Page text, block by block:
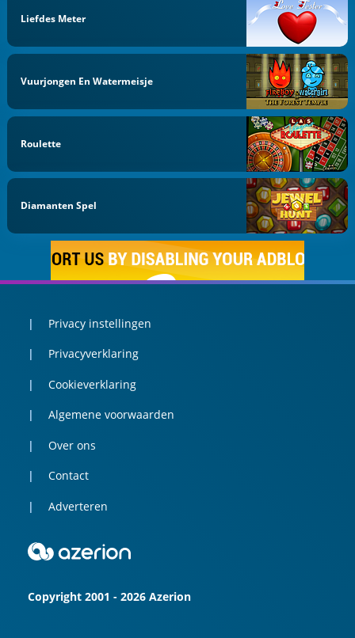
Liefdes Meter
Vuurjongen En Watermeisje
Roulette
Diamanten Spel
Privacy instellingen
Privacyverklaring
Cookieverklaring
Algemene voorwaarden
Over ons
Contact
Adverteren
Copyright 2001 - 2026 Azerion